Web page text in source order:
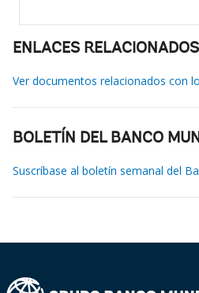
ENLACES RELACIONADOS
Ver documentos relacionados con
BOLETÍN DEL BANCO
Suscríbase al boletín semanal del